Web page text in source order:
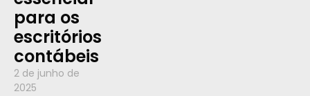
para os
escritórios
contábeis
2 de junho de
2025